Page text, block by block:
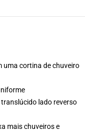
uma cortina de chuveiro
lado reverso
mais chuveiros e